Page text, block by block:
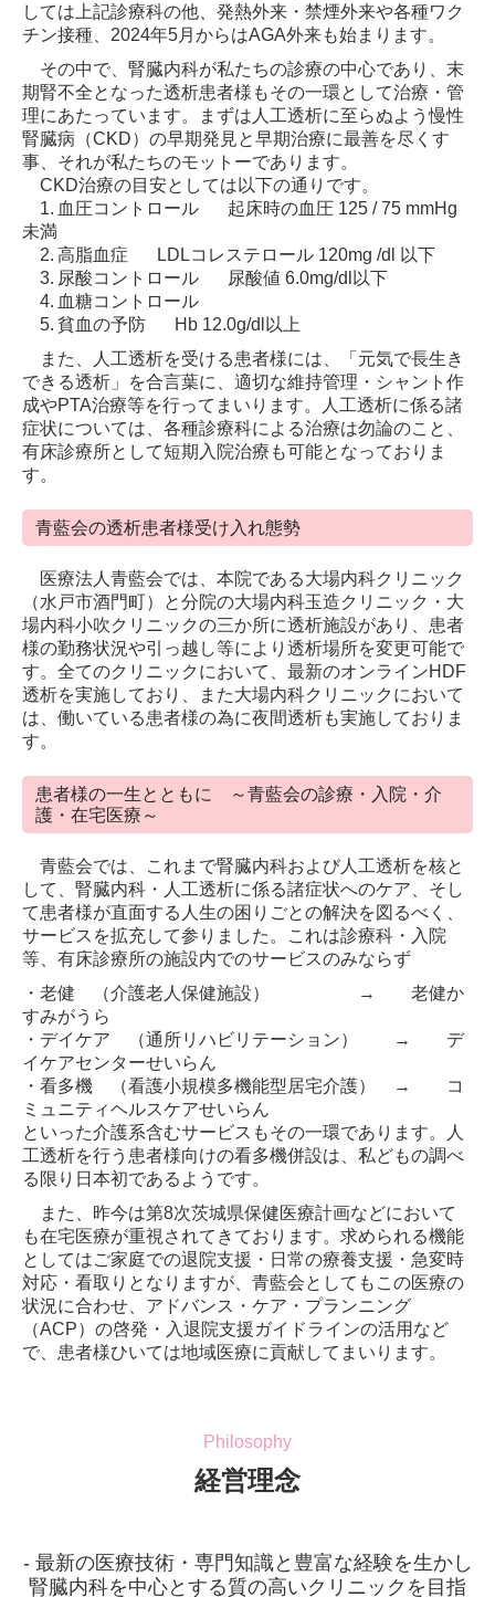
しては上記診療科の他、発熱外来・禁煙外来や各種ワク
チン接種、2024年5月からはAGA外来も始まります。
その中で、腎臓内科が私たちの診療の中心であり、末
期腎不全となった透析患者様もその一環として治療・管
理にあたっています。まずは人工透析に至らぬよう慢性
腎臓病（CKD）の早期発見と早期治療に最善を尽くす
事、それが私たちのモットーであります。
CKD治療の目安としては以下の通りです。
1. 血圧コントロール
起床時の血圧 125 / 75 mmHg
未満
2. 高脂血症
LDLコレステロール 120mg /dl 以下
3. 尿酸コントロール
尿酸値 6.0mg/dl以下
4. 血糖コントロール
5. 貧血の予防
Hb 12.0g/dl以上
また、人工透析を受ける患者様には、「元気で長生き
できる透析」を合言葉に、適切な維持管理・シャント作
成やPTA治療等を行ってまいります。人工透析に係る諸
症状については、各種診療科による治療は勿論のこと、
有床診療所として短期入院治療も可能となっておりま
す。
青藍会の透析患者様受け入れ態勢
医療法人青藍会では、本院である大場内科クリニック
（水戸市酒門町）と分院の大場内科玉造クリニック・大
場内科小吹クリニックの三か所に透析施設があり、患者
様の勤務状況や引っ越し等により透析場所を変更可能で
す。全てのクリニックにおいて、最新のオンラインHDF
透析を実施しており、また大場内科クリニックにおいて
は、働いている患者様の為に夜間透析も実施しておりま
す。
患者様の一生とともに ～青藍会の診療・入院・介
護・在宅医療～
青藍会では、これまで腎臓内科および人工透析を核と
して、腎臓内科・人工透析に係る諸症状へのケア、そし
て患者様が直面する人生の困りごとの解決を図るべく、
サービスを拡充して参りました。これは診療科・入院
等、有床診療所の施設内でのサービスのみならず
・老健 （介護老人保健施設）
→
老健か
すみがうら
・デイケア （通所リハビリテーション）
→
デ
イケアセンターせいらん
・看多機 （看護小規模多機能型居宅介護） →
コ
ミュニティヘルスケアせいらん
といった介護系含むサービスもその一環であります。人
工透析を行う患者様向けの看多機併設は、私どもの調べ
る限り日本初であるようです。
また、昨今は第8次茨城県保健医療計画などにおいて
も在宅医療が重視されてきております。求められる機能
としてはご家庭での退院支援・日常の療養支援・急変時
対応・看取りとなりますが、青藍会としてもこの医療の
状況に合わせ、アドバンス・ケア・プランニング
（ACP）の啓発・入退院支援ガイドラインの活用など
で、患者様ひいては地域医療に貢献してまいります。
Philosophy
経営理念
- 最新の医療技術・専門知識と豊富な経験を生かし
腎臓内科を中心とする質の高いクリニックを目指